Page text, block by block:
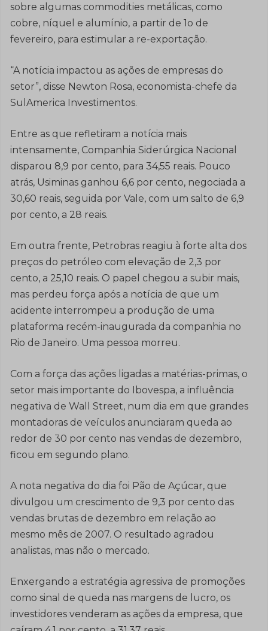
sobre algumas commodities metálicas, como
cobre, níquel e alumínio, a partir de 1o de
fevereiro, para estimular a re-exportação.
“A notícia impactou as ações de empresas do
setor”, disse Newton Rosa, economista-chefe da
SulAmerica Investimentos.
Entre as que refletiram a notícia mais
intensamente, Companhia Siderúrgica Nacional
disparou 8,9 por cento, para 34,55 reais. Pouco
atrás, Usiminas ganhou 6,6 por cento, negociada a
30,60 reais, seguida por Vale, com um salto de 6,9
por cento, a 28 reais.
Em outra frente, Petrobras reagiu à forte alta dos
preços do petróleo com elevação de 2,3 por
cento, a 25,10 reais. O papel chegou a subir mais,
mas perdeu força após a notícia de que um
acidente interrompeu a produção de uma
plataforma recém-inaugurada da companhia no
Rio de Janeiro. Uma pessoa morreu.
Com a força das ações ligadas a matérias-primas, o
setor mais importante do Ibovespa, a influência
negativa de Wall Street, num dia em que grandes
montadoras de veículos anunciaram queda ao
redor de 30 por cento nas vendas de dezembro,
ficou em segundo plano.
A nota negativa do dia foi Pão de Açúcar, que
divulgou um crescimento de 9,3 por cento das
vendas brutas de dezembro em relação ao
mesmo mês de 2007. O resultado agradou
analistas, mas não o mercado.
Enxergando a estratégia agressiva de promoções
como sinal de queda nas margens de lucro, os
investidores venderam as ações da empresa, que